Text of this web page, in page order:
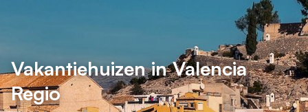
Vakantiehuizen in Valencia
Regio